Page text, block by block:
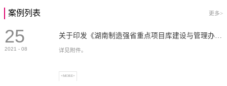
案例列表 更多>
25
2021 - 08 详见附件。
+MORE+